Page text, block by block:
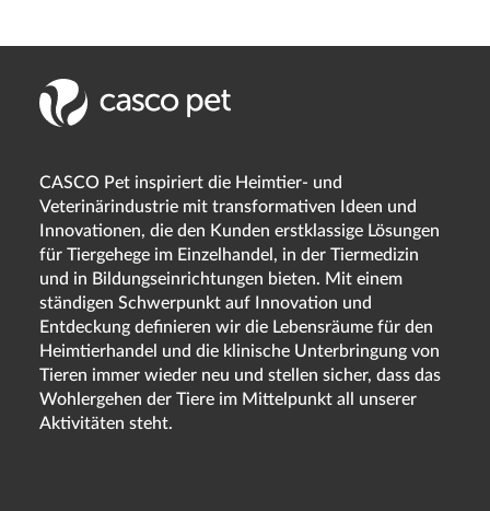
CASCO Pet inspiriert die Heimtier- und
Veterinärindustrie mit transformativen Ideen und
Innovationen, die den Kunden erstklassige Lösungen
für Tiergehege im Einzelhandel, in der Tiermedizin
und in Bildungseinrichtungen bieten. Mit einem
ständigen Schwerpunkt auf Innovation und
Entdeckung definieren wir die Lebensräume für den
Heimtierhandel und die klinische Unterbringung von
Tieren immer wieder neu und stellen sicher, dass das
Wohlergehen der Tiere im Mittelpunkt all unserer
Aktivitäten steht.